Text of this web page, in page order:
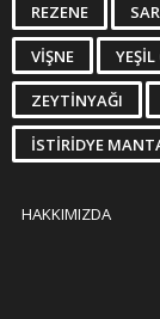
REZENE
VIŞNE YEŞIL
ZEYTINYAĞI
İSTIRIDYE
HAKKIMIZDA